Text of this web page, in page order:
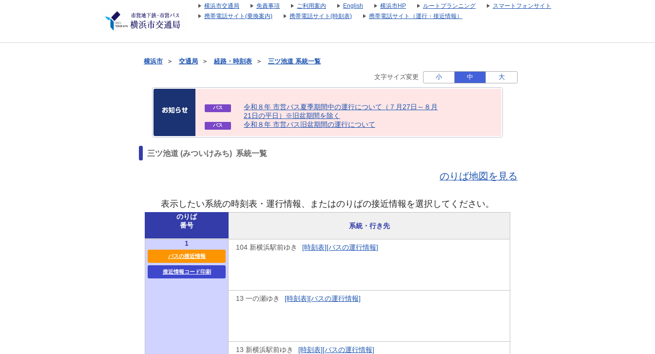
横浜市交通局 免責事項 ご利用案内 English 横浜市HP ルートプランニング
スマートフォンサイト
携帯電話サイト(乗換案内)
携帯電話サイト(時刻表) 携帯電話サイト（運行・接近情報）
横浜市 ＞ 交通局 ＞ 経路・時刻表 ＞ 三ツ池道 系統一覧
文字サイズ変更 小 中 大
バス 令和 ８年 市営バス夏季期間中の運行について （ ７ 月 27日 ～ ８ 月
21 日の平日 ） ※ 旧盆期間を除 く
バス 令和 ８年 市営バス 旧盆期間の運行について
三ツ池道 (みついけみち) 系統一覧
のりば地図を見る
表示したい系統の時刻表・運行情報、またはのりばの接近情報を選択してください。
のりば
番号
系統・行き先
1
バスの接近情報
接近情報コード印刷
104 新横浜駅前ゆき [時刻表][バスの運行情報]
13 一の瀬ゆき [時刻表][バスの運行情報]
13 新横浜駅前ゆき [時刻表][バスの運行情報]